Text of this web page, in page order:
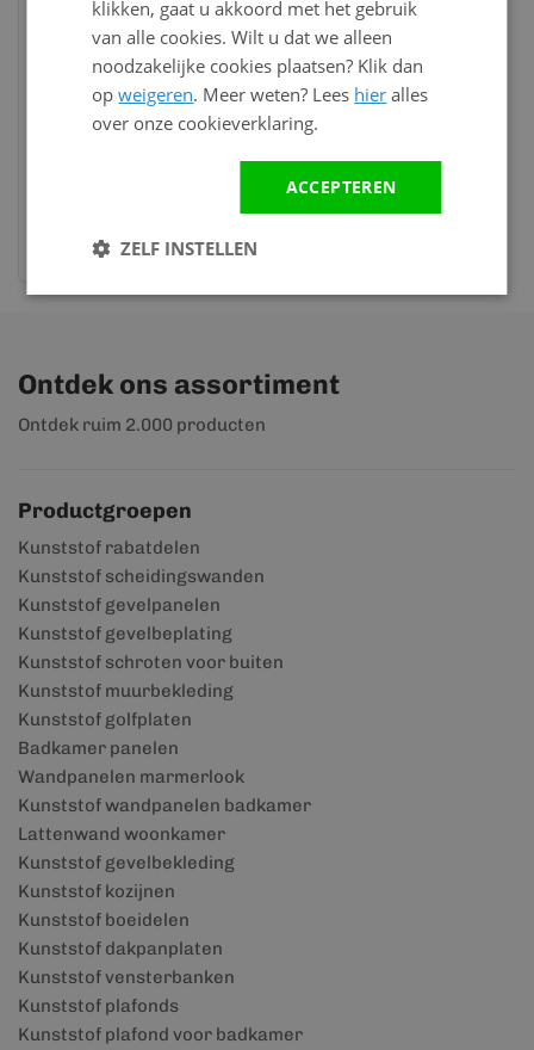
Op voorraad
Eindprofiel 2-delig -
Kerrafront Turners
Bekijk en bestel
Ontdek ons assortiment
Ontdek ruim 2.000 producten
Productgroepen
Kunststof rabatdelen
Kunststof scheidingswanden
Kunststof gevelpanelen
Kunststof gevelbeplating
Kunststof schroten voor buiten
Kunststof muurbekleding
Kunststof golfplaten
Badkamer panelen
Wandpanelen marmerlook
Kunststof wandpanelen badkamer
Lattenwand woonkamer
Kunststof gevelbekleding
Kunststof kozijnen
Kunststof boeidelen
Kunststof dakpanplaten
Kunststof vensterbanken
Kunststof plafonds
Kunststof plafond voor badkamer
klikken, gaat u akkoord met het gebruik
van alle cookies. Wilt u dat we alleen
noodzakelijke cookies plaatsen? Klik dan
opweigeren. Meer weten? Lees hier alles
over onze cookieverklaring.
ACCEPTEREN
ZELF INSTELLEN